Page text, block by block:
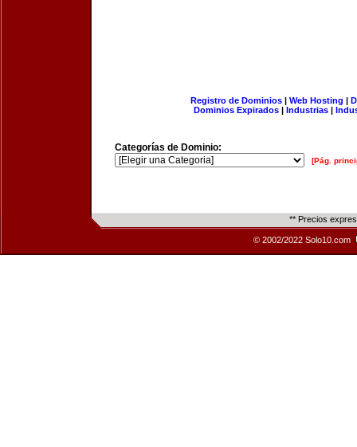
Registro de Dominios| Web Hosting |
Dominios Expirados | Industrias |
Categorías de Dominio:
[Pág.
** Precios
© 2002/2022 Solo10.com